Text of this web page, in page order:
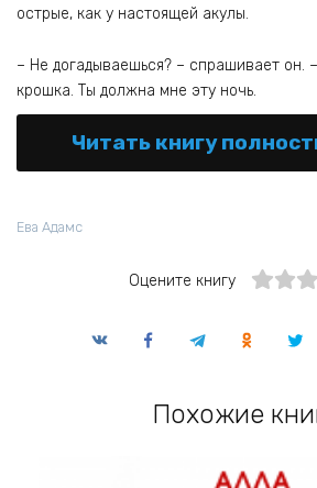
острые, как у настоящей акулы.
– Не догадываешься? – спрашивает он.
крошка. Ты должна мне эту ночь.
Читать книгу
Ева Адамс
Оцените книгу
Похожие